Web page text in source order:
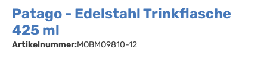
Patago - Edelstahl Trinkflasche
425 ml
Artikelnummer:MOBMO9810-12